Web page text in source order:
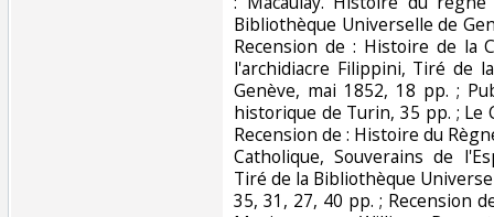
Bibliothèque Universelle de
Recension de : Histoire de la
l'archidiacre Filippini, Tiré de
Genève, mai 1852, 18 pp. ;
historique de Turin, 35 pp. ; Le
Recension de : Histoire du
Catholique, Souverains de
Tiré de la Bibliothèque
35, 31, 27, 40 pp. ; Recension